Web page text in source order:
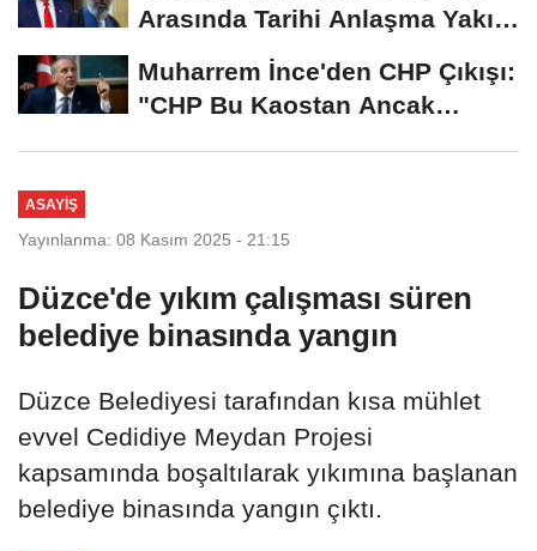
Arasında Tarihi Anlaşma Yakın!
Muharrem İnce'den CHP Çıkışı:
"CHP Bu Kaostan Ancak
ASAYIŞ
Yayınlanma: 08 Kasım 2025 - 21:15
Düzce'de yıkım çalışması süren
belediye binasında yangın
Düzce Belediyesi tarafından kısa mühlet
evvel Cedidiye Meydan Projesi
kapsamında boşaltılarak yıkımına başlanan
belediye binasında yangın çıktı.